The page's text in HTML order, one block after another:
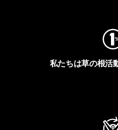
私たちは草の根活